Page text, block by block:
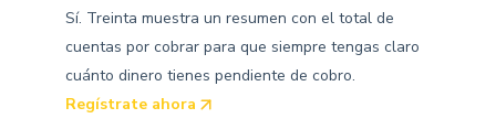
Sí. Treinta muestra un resumen con el total de
cuentas por cobrar para que siempre tengas claro
cuánto dinero tienes pendiente de cobro.
Regístrate ahora